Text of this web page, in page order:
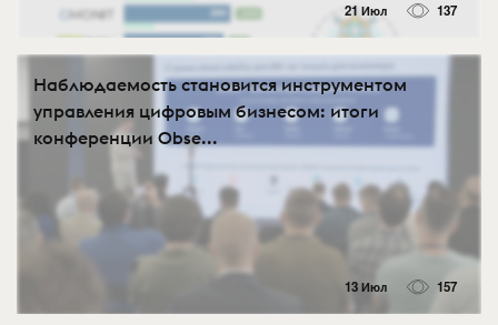
21 Июл 137
Наблюдаемость становится инструментом
управления цифровым бизнесом: итоги
конференции Obse...
13 Июл 157